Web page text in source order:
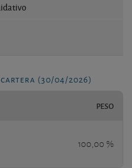
(30/04/2026)
PESO
100,00 %